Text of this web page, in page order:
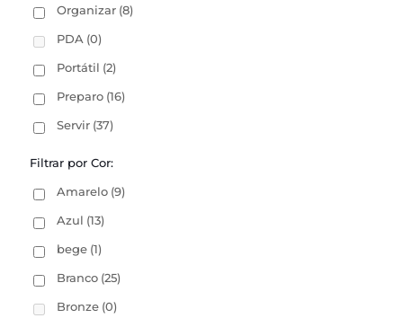
Organizar (8)
PDA (0)
Portátil (2)
Preparo (16)
Servir (37)
Filtrar por Cor:
Amarelo (9)
Azul (13)
bege (1)
Branco (25)
Bronze (0)